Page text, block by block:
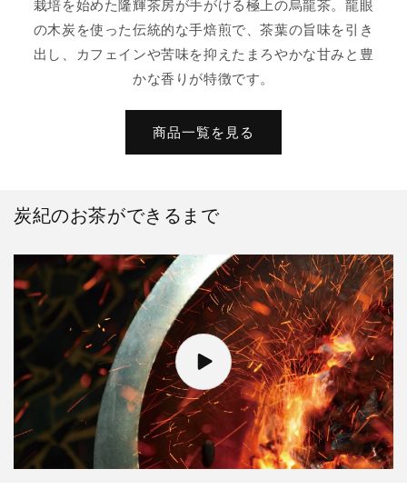
栽培を始めた隆輝茶房が手がける極上の烏龍茶。龍眼
の木炭を使った伝統的な手焙煎で、茶葉の旨味を引き
出し、カフェインや苦味を抑えたまろやかな甘みと豊
かな香りが特徴です。
商品一覧を見る
炭紀のお茶ができるまで